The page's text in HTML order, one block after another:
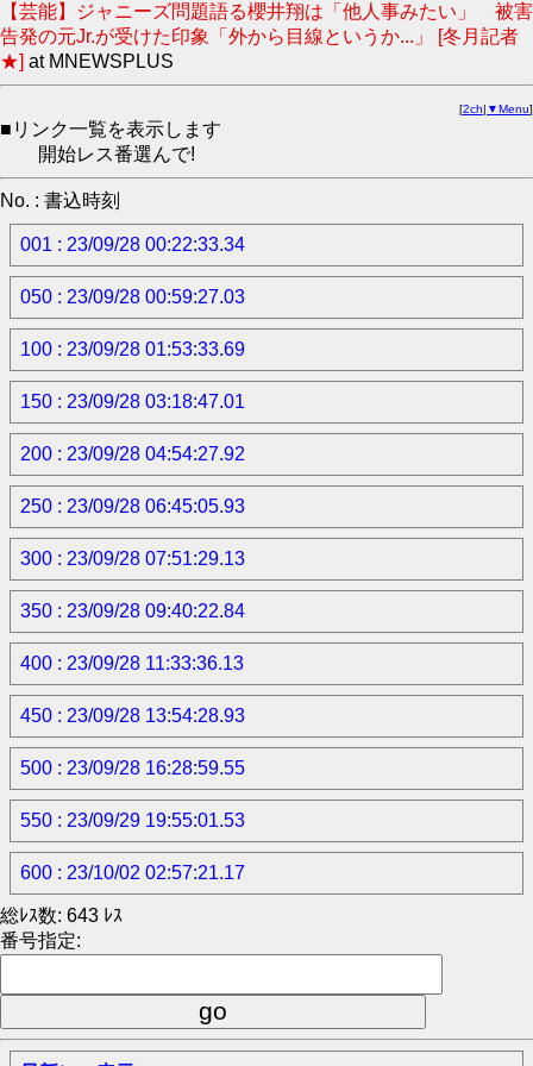
【芸能】ジャニーズ問題語る櫻井翔は「他人事みたい」 被害
告発の元Jr.が受けた印象「外から目線というか...」 [冬月記者
★] at MNEWSPLUS
[2ch| ▼Menu]
■リンク一覧を表示します
開始レス番選んで!
No. : 書込時刻
001 : 23/09/28 00:22:33.34
050 : 23/09/28 00:59:27.03
100 : 23/09/28 01:53:33.69
150 : 23/09/28 03:18:47.01
200 : 23/09/28 04:54:27.92
250 : 23/09/28 06:45:05.93
300 : 23/09/28 07:51:29.13
350 : 23/09/28 09:40:22.84
400 : 23/09/28 11:33:36.13
450 : 23/09/28 13:54:28.93
500 : 23/09/28 16:28:59.55
550 : 23/09/29 19:55:01.53
600 : 23/10/02 02:57:21.17
総ﾚｽ数: 643 ﾚｽ
番号指定: